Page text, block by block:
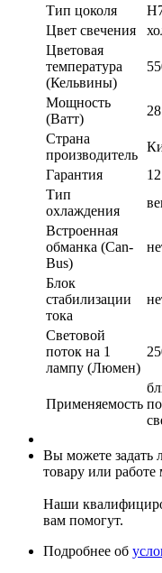
Тип цоколя
Цвет свечения
Цветовая
температура
(Кельвины)
Мощность
(Ватт)
28
Страна
производитель
Гарантия
Тип
охлаждения
Встроенная
обманка (Can-
Bus)
Блок
стабилизации
тока
Световой
поток на 1
лампу (Люмен)
Применяемость
Вы можете задать
товару или работе
Наши
вам помогут.
Подробнее об